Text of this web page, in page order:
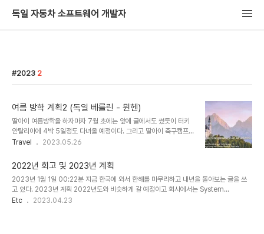
독일 자동차 소프트웨어 개발자
2023 2
여름 방학 계획2 (독일 베를린 - 뮌헨)
딸아이 여름방학을 하자마자 7월 초에는 앞에 글에서도 썼듯이 터키
안탈리아에 4박 5일정도 다녀올 예정이다. 그리고 딸아이 축구캠프,
테니스 캠프, 중간 중간 근처 독일 다른 도시를 다녀오기도 할 예정이
일 뮌헨에서 열린다. 여기에 5박정도 같이 다녀올 예정이다. EKC는
유럽 각 도시를 돌아다니면서 매년 개최가 되고 한국에 과학자/엔지니
어 분들 그리고 각 유럽에서 일하는 과학자/엔지니어들이 모여서 네트
워킹을 한다. 많은 정부 출연 연구소, 대기업 등에서 와서 리쿠르팅도
한다. 가족 단위로 많이 오기도 해 어린이들을 위한 과학 프로그램도
Travel 2023.05.26
2022년 회고 및 2023년 계획
2023년 1월 1일 00:22분 지금 한국에 와서 한해를 마무리하고 내년을 돌아보는 글을 쓰
고 있다. 2023년 계획 2022년도와 비슷하게 갈 예정이고 회사에서는 System
(Configuration) Architect 로 활동하면서 전체 플랫폼/양산 경험을 쌓으면서 직접적인
Etc 2023.04.23